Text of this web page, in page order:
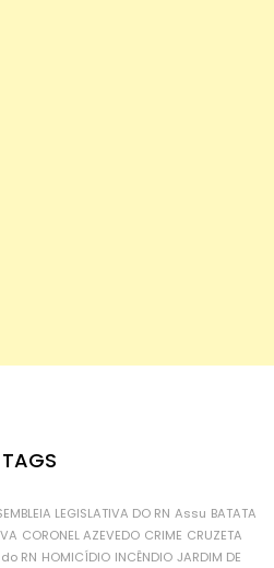
TAGS
LEGISLATIVA DO RN Assu BATATA
CORONEL AZEVEDO CRIME CRUZETA
RN HOMICÍDIO INCÊNDIO JARDIM DE